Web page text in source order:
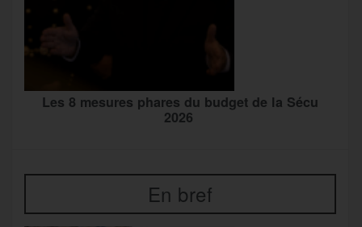
Les 8 mesures phares du budget de la Sécu
2026
En bref